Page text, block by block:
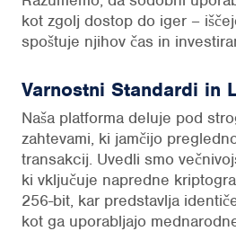
kot zgolj dostop do iger –
spoštuje njihov čas in
Varnostni Standardi in
Naša platforma deluje pod
zahtevami, ki jamčijo
transakcij. Uvedli smo
ki vključuje napredne
256-bit, kar predstavlja
kot ga uporabljajo